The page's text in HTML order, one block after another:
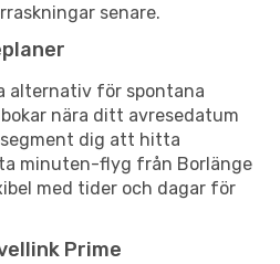
senare.
alternativ för spontana
nära ditt avresedatum
dig att hitta
minuten-flyg från Borlänge
med tider och dagar för
Prime